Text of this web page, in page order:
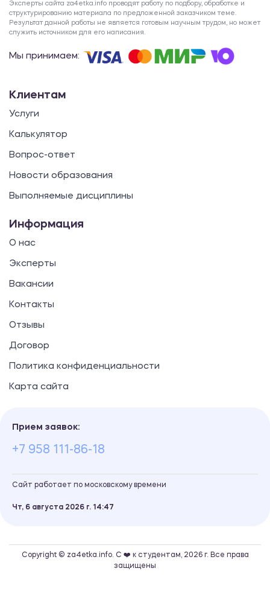
Эксперты сайта za4etka.info проводят работу по подбору, обработке и
структурированию материала по предложенной заказчиком теме.
Результат данной работы не является готовым научным трудом, но может
служить источником для его написания.
Мы принимаем:
Клиентам
Услуги
Калькулятор
Вопрос-ответ
Новости образования
Выполняемые дисциплины
Информация
О нас
Эксперты
Вакансии
Контакты
Отзывы
Договор
Политика конфиденциальности
Карта сайта
Прием заявок:
+7 958 111-86-18
Сайт работает по московскому времени
Чт, 6 августа 2026 г. 14 47
Copyright © za4etka.info. С ❤️ к студентам, 2026 г. Все права
защищены